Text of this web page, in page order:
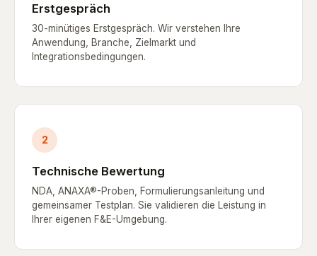
Erstgespräch
30-minütiges Erstgespräch. Wir verstehen Ihre
Anwendung, Branche, Zielmarkt und
Integrationsbedingungen.
2
Technische Bewertung
NDA, ANAXA®-Proben, Formulierungsanleitung und
gemeinsamer Testplan. Sie validieren die Leistung in
Ihrer eigenen F&E-Umgebung.